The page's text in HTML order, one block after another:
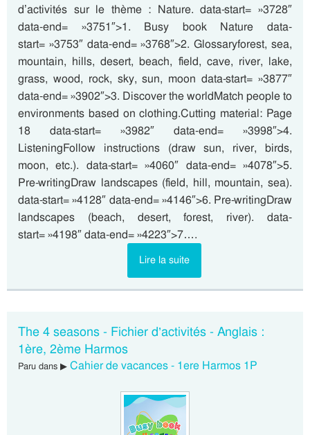
d’activités sur le thème : Nature. data-start= »3728″
data-end= »3751″>1. Busy book Nature data-
start= »3753″ data-end= »3768″>2. Glossaryforest, sea,
mountain, hills, desert, beach, field, cave, river, lake,
grass, wood, rock, sky, sun, moon data-start= »3877″
data-end= »3902″>3. Discover the worldMatch people to
environments based on clothing.Cutting material: Page
18 data-start= »3982″ data-end= »3998″>4.
ListeningFollow instructions (draw sun, river, birds,
moon, etc.). data-start= »4060″ data-end= »4078″>5.
Pre-writingDraw landscapes (field, hill, mountain, sea).
data-start= »4128″ data-end= »4146″>6. Pre-writingDraw
landscapes (beach, desert, forest, river). data-
start= »4198″ data-end= »4223″>7….
Lire la suite
The 4 seasons - Fichier d’activités - Anglais :
1ère, 2ème Harmos
Paru dans ▶ Cahier de vacances - 1ere Harmos 1P